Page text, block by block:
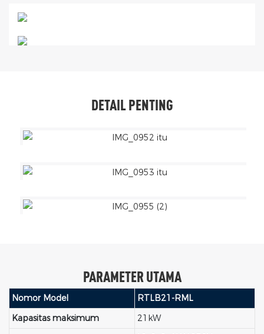
DETAIL PENTING
PARAMETER UTAMA
Nomor Model
RTLB21-RML
Kapasitas maksimum
21kW